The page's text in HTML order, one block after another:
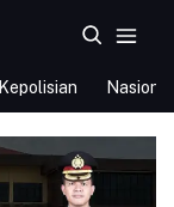
Kepolisian Nasional